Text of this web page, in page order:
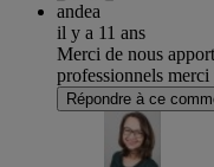
andea
il y a 11 ans
Merci de nous
professionnels
Répondre à ce